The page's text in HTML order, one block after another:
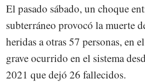
El pasado sábado, un choque
subterráneo provocó la muerte
heridas a otras 57 personas, en
grave ocurrido en el sistema
2021 que dejó 26 fallecidos.